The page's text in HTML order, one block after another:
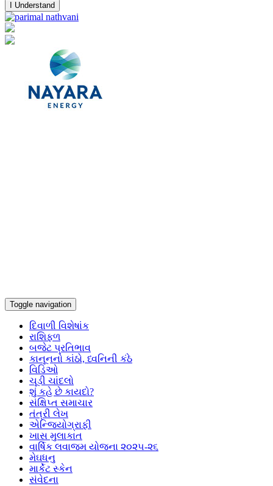
I Understand
Toggle navigation
દિવાળી વિશેષાંક
રાશિફળ
બજેટ પ્રતિભાવ
કાનૂનનો કાંઠો, ધ્વનિની કંઠે
વિડિઓ
ચૂડી ચાંદલો
શું કહે છે કાયદો?
સંક્ષિપ્ત સમાચાર
તંત્રી લેખ
એન્જિયોગ્રાફી
ખાસ મુલાકાત
વાર્ષિક લવાજમ યોજના ૨૦૨૫-૨૬
મેઘધનુ
માર્કેટ સ્કેન
સંવેદના